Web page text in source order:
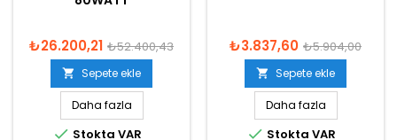
₺26.200,21 ₺52.400,43
 Sepete ekle
Daha fazla
 Stokta VAR
₺3.837,60 ₺5.904,00
 Sepete ekle
Daha fazla
 Stokta VAR